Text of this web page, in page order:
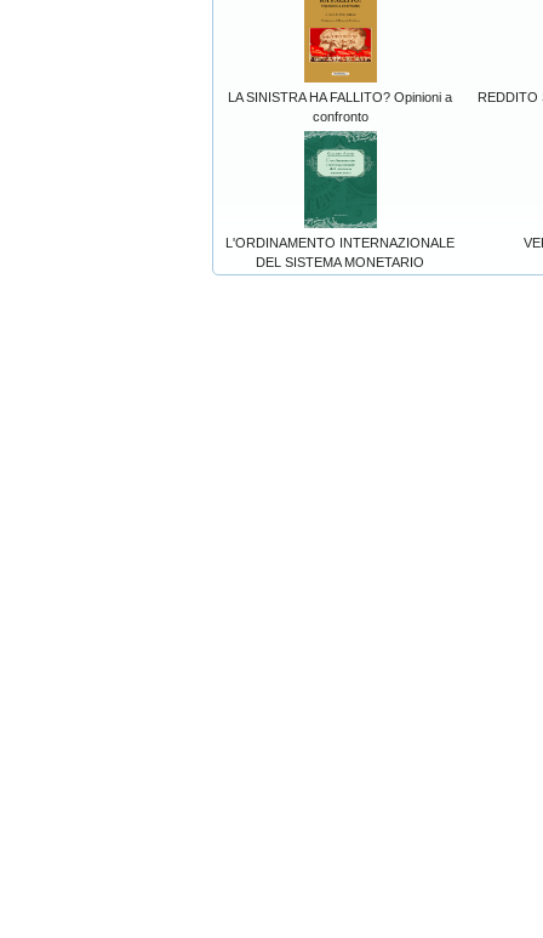
LA SINISTRA HA FALLITO? Opinioni a
confronto
REDDITO
L'ORDINAMENTO INTERNAZIONALE
DEL SISTEMA MONETARIO